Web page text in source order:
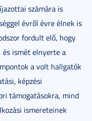
számára is
évről évre élnek is
fordult elő, hogy
ismét elnyerte a
a volt hallgatók
képzési
támogatásokra, mind
ismereteinek